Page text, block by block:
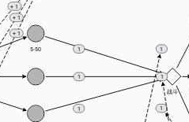
战斗
5-50
+ 1
+ 1
+ 1
1
1
1
1
1
1